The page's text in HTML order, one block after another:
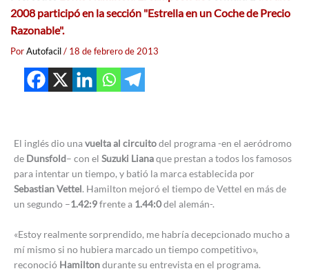
2008 participó en la sección "Estrella en un Coche de Precio
Razonable".
PorAutofacil/ 18 de febrero de 2013
El inglés dio unavuelta al circuitodel programa -en el aeródromo
de Dunsfold– con el Suzuki Lianaque prestan a todos los famosos
para intentar un tiempo, y batió la marca establecida por
Sebastian Vettel. Hamilton mejoró el tiempo de Vettel en más de
un segundo –1.42:9frente a 1.44:0del alemán-.
«Estoy realmente sorprendido, me habría decepcionado mucho a
mí mismo si no hubiera marcado un tiempo competitivo»,
reconoció Hamiltondurante su entrevista en el programa.